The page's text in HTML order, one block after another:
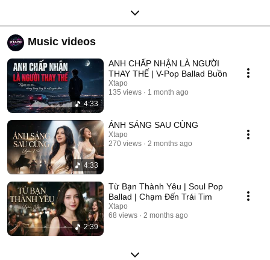
Music videos
4:33
ANH CHẤP NHẬN LÀ NGƯỜI
THAY THẾ | V-Pop Ballad Buồn
Xtapo
135 views
1 month ago
4:33
ÁNH SÁNG SAU CÙNG
Xtapo
270 views
2 months ago
2:39
Từ Bạn Thành Yêu | Soul Pop
Ballad | Chạm Đến Trái Tim
Xtapo
68 views
2 months ago